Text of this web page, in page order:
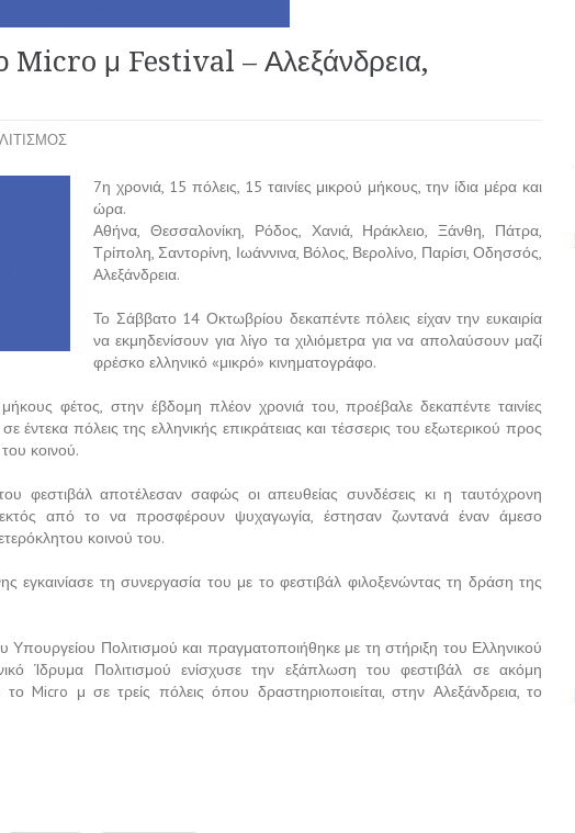
Micro μ Festival – Αλεξάνδρεια,
7η χρονιά, 15 πόλεις, 15 ταινίες μικρού μήκους, την ίδια μέρα και
ώρα.
Αθήνα, Θεσσαλονίκη, Ρόδος, Χανιά, Ηράκλειο, Ξάνθη, Πάτρα,
Τρίπολη, Σαντορίνη, Ιωάννινα, Βόλος, Βερολίνο, Παρίσι, Οδησσός,
Αλεξάνδρεια.
Το Σάββατο 14 Οκτωβρίου δεκαπέντε πόλεις είχαν την ευκαιρία
να εκμηδενίσουν για λίγο τα χιλιόμετρα για να απολαύσουν μαζί
φρέσκο ελληνικό «μικρό» κινηματογράφο.
φέτος, στην έβδομη πλέον χρονιά του, προέβαλε δεκαπέντε ταινίες
έντεκα πόλεις της ελληνικής επικράτειας και τέσσερις του εξωτερικού προς
κοινού.
φεστιβάλ αποτέλεσαν σαφώς οι απευθείας συνδέσεις κι η ταυτόχρονη
από το να προσφέρουν ψυχαγωγία, έστησαν ζωντανά έναν άμεσο
κοινού του.
εγκαινίασε τη συνεργασία του με το φεστιβάλ φιλοξενώντας τη δράση της
Υπουργείου Πολιτισμού και πραγματοποιήθηκε με τη στήριξη του Ελληνικού
Ίδρυμα Πολιτισμού ενίσχυσε την εξάπλωση του φεστιβάλ σε ακόμη
το Micro μ σε τρείς πόλεις όπου δραστηριοποιείται, στην Αλεξάνδρεια, το